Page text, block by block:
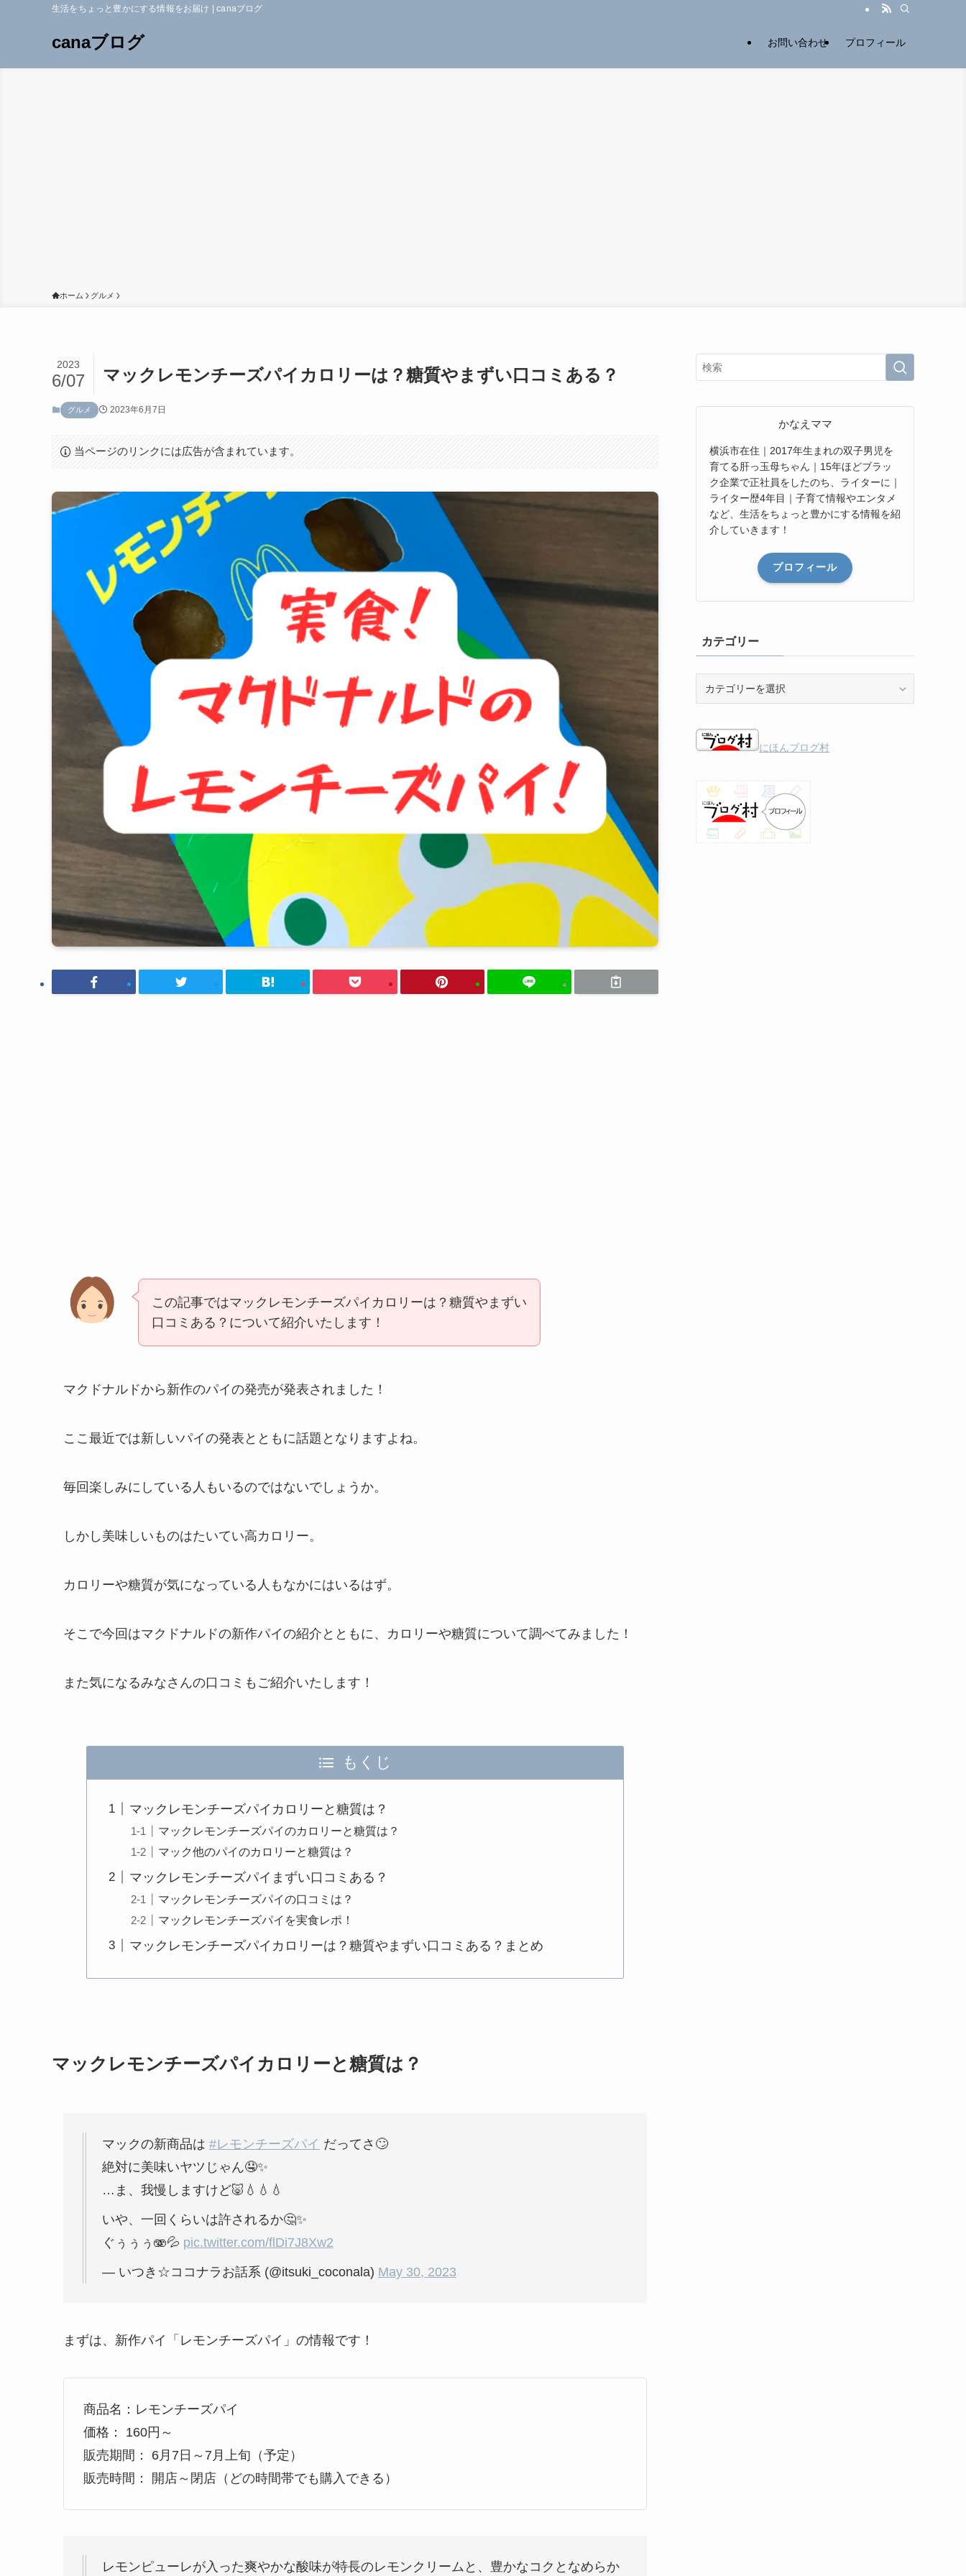
生活をちょっと豊かにする情報をお届け | canaブログ
canaブログ お問い合わせ プロフィール
ホーム グルメ
マックレモンチーズパイカロリーは？糖質やまずい口コミある？
2023
6/07
グルメ 2023年6月7日
当ページのリンクには広告が含まれています。
この記事ではマックレモンチーズパイカロリーは？糖質やまずい
口コミある？について紹介いたします！
マクドナルドから新作のパイの発売が発表されました！
ここ最近では新しいパイの発表とともに話題となりますよね。
毎回楽しみにしている人もいるのではないでしょうか。
しかし美味しいものはたいてい高カロリー。
カロリーや糖質が気になっている人もなかにはいるはず。
そこで今回はマクドナルドの新作パイの紹介とともに、カロリーや糖質について調べてみました！
また気になるみなさんの口コミもご紹介いたします！
もくじ
マックレモンチーズパイカロリーと糖質は？
マックレモンチーズパイのカロリーと糖質は？
マック他のパイのカロリーと糖質は？
マックレモンチーズパイまずい口コミある？
マックレモンチーズパイの口コミは？
マックレモンチーズパイを実食レポ！
マックレモンチーズパイカロリーは？糖質やまずい口コミある？まとめ
マックレモンチーズパイカロリーと糖質は？
マックの新商品は #レモンチーズパイ だってさ🙄
絶対に美味いヤツじゃん🤤✨
…ま、我慢しますけど🐷💧💧💧
いや、一回くらいは許されるか🤔✨
ぐぅぅぅ🫨💦 pic.twitter.com/flDi7J8Xw2
— いつき☆ココナラお話系 (@itsuki_coconala) May 30, 2023
まずは、新作パイ「レモンチーズパイ」の情報です！
商品名：レモンチーズパイ
価格： 160円～
販売期間： 6月7日～7月上旬（予定）
販売時間： 開店～閉店（どの時間帯でも購入できる）
レモンピューレが入った爽やかな酸味が特長のレモンクリームと、豊かなコクとなめらか
かなえママ
横浜市在住｜2017年生まれの双子男児を
育てる肝っ玉母ちゃん｜15年ほどブラッ
ク企業で正社員をしたのち、ライターに｜
ライター歴4年目｜子育て情報やエンタメ
など、生活をちょっと豊かにする情報を紹
介していきます！
プロフィール
カテゴリー
リ
にほんブログ村